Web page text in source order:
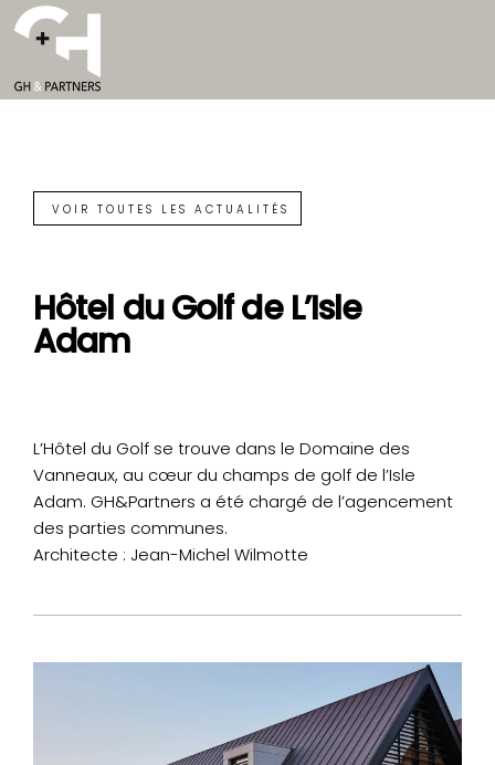
VOIR TOUTES LES ACTUALITÉS
Hôtel du Golf de L’Isle
Adam
L’Hôtel du Golf se trouve dans le Domaine des
Vanneaux, au cœur du champs de golf de l’Isle
Adam. GH&Partners a été chargé de l’agencement
des parties communes.
Architecte : Jean-Michel Wilmotte